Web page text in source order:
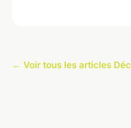
← Voir tous les articles